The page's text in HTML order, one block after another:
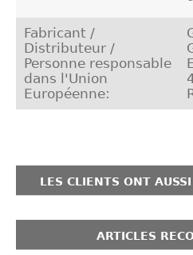
Fabricant /
Distributeur /
Personne responsable
dans l'Union
Européenne:
LES CLIENTS ONT
ARTICLES